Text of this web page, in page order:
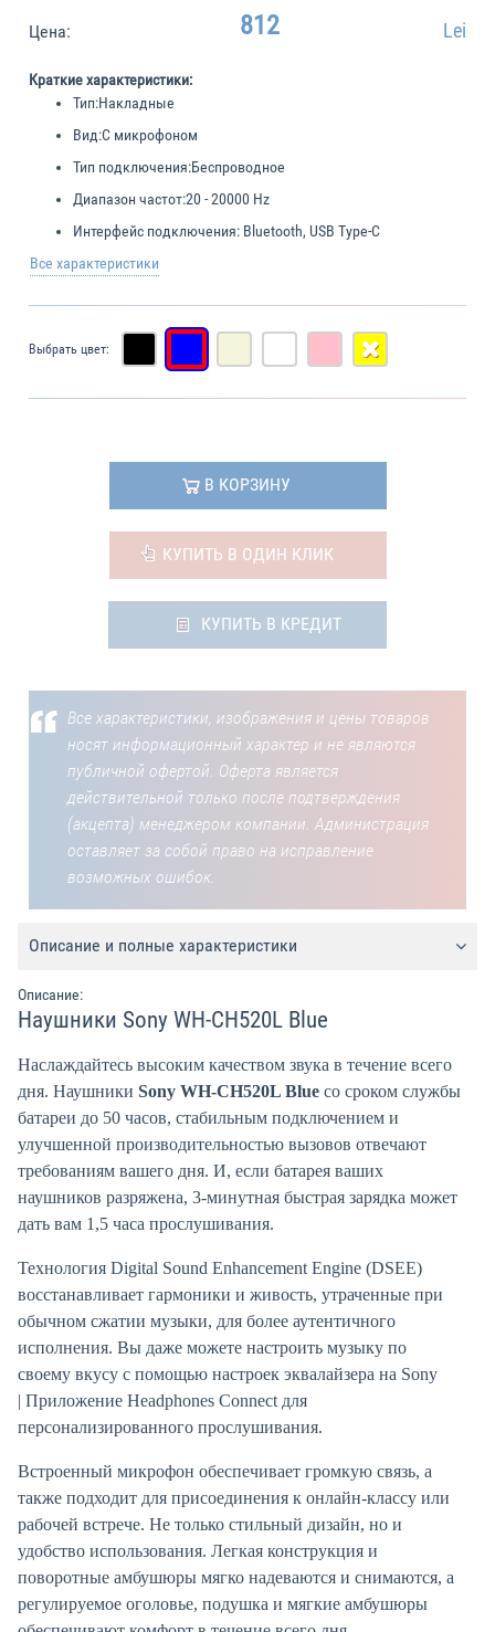
Цена: 812 Lei
Краткие характеристики:
Тип:Накладные
Вид:С микрофоном
Тип подключения:Беспроводное
Диапазон частот:20 - 20000 Hz
Интерфейс подключения: Bluetooth, USB Type-C
Все характеристики
Выбрать цвет:
В КОРЗИНУ
КУПИТЬ В ОДИН КЛИК
КУПИТЬ В КРЕДИТ
Все характеристики, изображения и цены товаров
носят информационный характер и не являются
публичной офертой. Оферта является
действительной только после подтверждения
(акцепта) менеджером компании. Администрация
оставляет за собой право на исправление
возможных ошибок.
Описание и полные характеристики
Описание:
Наушники Sony WH-CH520L Blue
Наслаждайтесь высоким качеством звука в течение всего
дня. Наушники Sony WH-CH520L Blue со сроком службы
батареи до 50 часов, стабильным подключением и
улучшенной производительностью вызовов отвечают
требованиям вашего дня. И, если батарея ваших
наушников разряжена, 3-минутная быстрая зарядка может
дать вам 1,5 часа прослушивания.
Технология Digital Sound Enhancement Engine (DSEE)
восстанавливает гармоники и живость, утраченные при
обычном сжатии музыки, для более аутентичного
исполнения. Вы даже можете настроить музыку по
своему вкусу с помощью настроек эквалайзера на Sony
| Приложение Headphones Connect для
персонализированного прослушивания.
Встроенный микрофон обеспечивает громкую связь, а
также подходит для присоединения к онлайн-классу или
рабочей встрече. Не только стильный дизайн, но и
удобство использования. Легкая конструкция и
поворотные амбушюры мягко надеваются и снимаются, а
регулируемое оголовье, подушка и мягкие амбушюры